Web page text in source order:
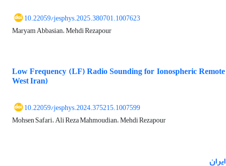
10.22059/jesphys.2025.380701.1007623
Maryam Abbasian، Mehdi Rezapour
Low Frequency (LF) Radio Sounding for Ionospheric
West Iran)
10.22059/jesphys.2024.375215.1007599
Mohsen Safari، Ali Reza Mahmoudian، Mehdi Rezapour